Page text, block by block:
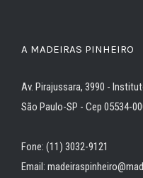
A MADEIRAS PINHEIRO
Av. Pirajussara, 3990 -
São Paulo-SP - Cep 05534-
Fone: (11) 3032-9121
Email: